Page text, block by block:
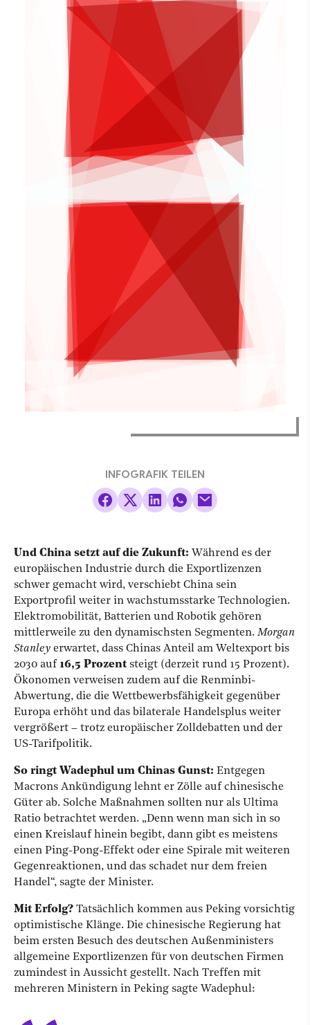
INFOGRAFIK TEILEN
Und China setzt auf die Zukunft: Während es der
europäischen Industrie durch die Exportlizenzen
schwer gemacht wird, verschiebt China sein
Exportprofil weiter in wachstumsstarke Technologien.
Elektromobilität, Batterien und Robotik gehören
mittlerweile zu den dynamischsten Segmenten. Morgan
Stanley erwartet, dass Chinas Anteil am Weltexport bis
2030 auf 16,5 Prozent steigt (derzeit rund 15 Prozent).
Ökonomen verweisen zudem auf die Renminbi-
Abwertung, die die Wettbewerbsfähigkeit gegenüber
Europa erhöht und das bilaterale Handelsplus weiter
vergrößert – trotz europäischer Zolldebatten und der
US-Tarifpolitik.
So ringt Wadephul um Chinas Gunst: Entgegen
Macrons Ankündigung lehnt er Zölle auf chinesische
Güter ab. Solche Maßnahmen sollten nur als Ultima
Ratio betrachtet werden. „Denn wenn man sich in so
einen Kreislauf hinein begibt, dann gibt es meistens
einen Ping-Pong-Effekt oder eine Spirale mit weiteren
Gegenreaktionen, und das schadet nur dem freien
Handel“, sagte der Minister.
Mit Erfolg? Tatsächlich kommen aus Peking vorsichtig
optimistische Klänge. Die chinesische Regierung hat
beim ersten Besuch des deutschen Außenministers
allgemeine Exportlizenzen für von deutschen Firmen
zumindest in Aussicht gestellt. Nach Treffen mit
mehreren Ministern in Peking sagte Wadephul: